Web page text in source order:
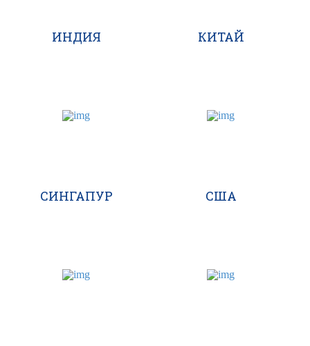
ИНДИЯ КИТАЙ
СИНГАПУР США